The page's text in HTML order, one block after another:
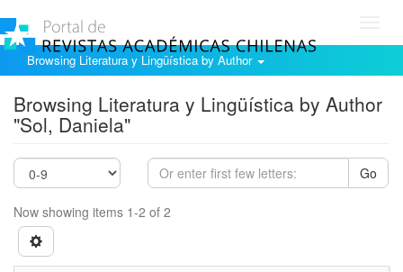
Browsing Literatura y Lingüística by Author
Browsing Literatura y Lingüística by Author
"Sol, Daniela"
Go
Now showing items 1-2 of 2